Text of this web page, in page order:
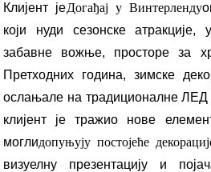
Клијент јеДогађај у Винтерленду
који нуди сезонске атракције,
забавне вожње, просторе за
Претходних година, зимске
ослањале на традиционалне ЛЕД
клијент је тражио нове
моглидопуњују постојеће
визуелну презентацију и